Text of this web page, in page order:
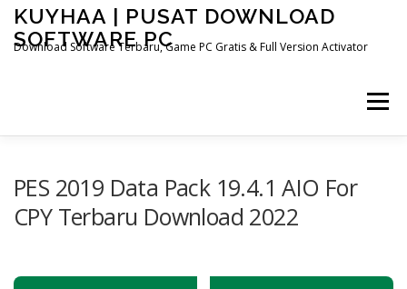
Skip
content
KUYHAA | PUSAT DOWNLOAD
SOFTWARE PC
Download Software Terbaru, Game PC Gratis & Full Version Activator
Menu
PES 2019 Data Pack 19.4.1 AIO For
CPY Terbaru Download 2022